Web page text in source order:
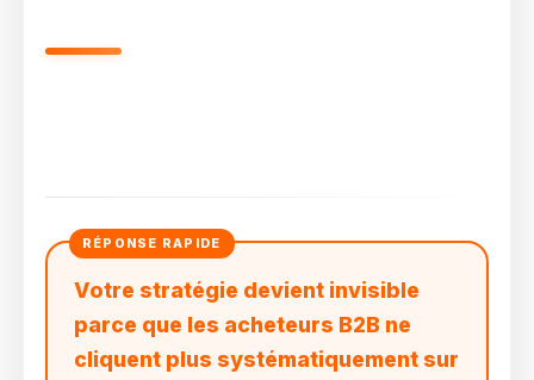
Votre stratégie devient invisible
parce que les acheteurs B2B ne
cliquent plus systématiquement sur